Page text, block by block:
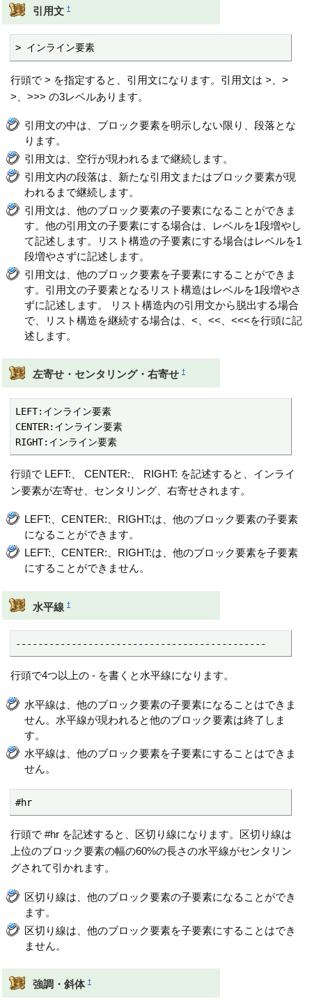
引用文 †
> インライン要素
行頭で > を指定すると、引用文になります。引用文は >、>
>、>>> の3レベルあります。
引用文の中は、ブロック要素を明示しない限り、段落とな
ります。
引用文は、空行が現われるまで継続します。
引用文内の段落は、新たな引用文またはブロック要素が現
われるまで継続します。
引用文は、他のブロック要素の子要素になることができま
す。他の引用文の子要素にする場合は、レベルを1段増やし
て記述します。リスト構造の子要素にする場合はレベルを1
段増やさずに記述します。
引用文は、他のブロック要素を子要素にすることができま
す。引用文の子要素となるリスト構造はレベルを1段増やさ
ずに記述します。 リスト構造内の引用文から脱出する場合
で、リスト構造を継続する場合は、<、<<、<<<を行頭に記
述します。
左寄せ・センタリング・右寄せ †
LEFT:インライン要素
CENTER:インライン要素
RIGHT:インライン要素
行頭で LEFT:、 CENTER:、 RIGHT: を記述すると、インライ
ン要素が左寄せ、センタリング、右寄せされます。
LEFT:、CENTER:、RIGHT:は、他のブロック要素の子要素
になることができます。
LEFT:、CENTER:、RIGHT:は、他のブロック要素を子要素
にすることができません。
水平線 †
---------------------------------------------
行頭で4つ以上の - を書くと水平線になります。
水平線は、他のブロック要素の子要素になることはできま
せん。水平線が現われると他のブロック要素は終了しま
す。
水平線は、他のブロック要素を子要素にすることはできま
せん。
#hr
行頭で #hr を記述すると、区切り線になります。区切り線は
上位のブロック要素の幅の60%の長さの水平線がセンタリン
グされて引かれます。
区切り線は、他のブロック要素の子要素になることができ
ます。
区切り線は、他のブロック要素を子要素にすることはでき
ません。
強調・斜体 †